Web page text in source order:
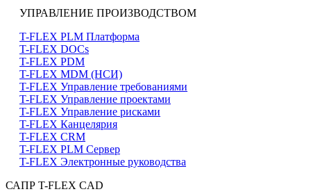
УПРАВЛЕНИЕ ПРОИЗВОДСТВОМ
T-FLEX PLM Платформа
T-FLEX DOCs
T-FLEX PDM
T-FLEX MDM (НСИ)
T-FLEX Управление требованиями
T-FLEX Управление проектами
T-FLEX Управление рисками
T-FLEX Канцелярия
T-FLEX CRM
T-FLEX PLM Сервер
T-FLEX Электронные руководства
САПР T-FLEX CAD